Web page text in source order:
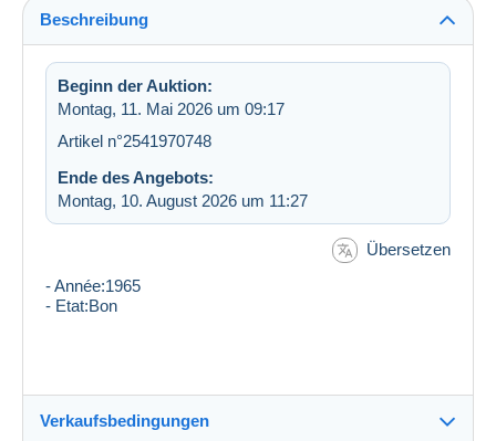
Beschreibung
Beginn der Auktion:
Montag, 11. Mai 2026 um 09:17
Artikel n°2541970748
Ende des Angebots:
Montag, 10. August 2026 um 11:27
Übersetzen
- Année:1965
- Etat:Bon
Verkaufsbedingungen